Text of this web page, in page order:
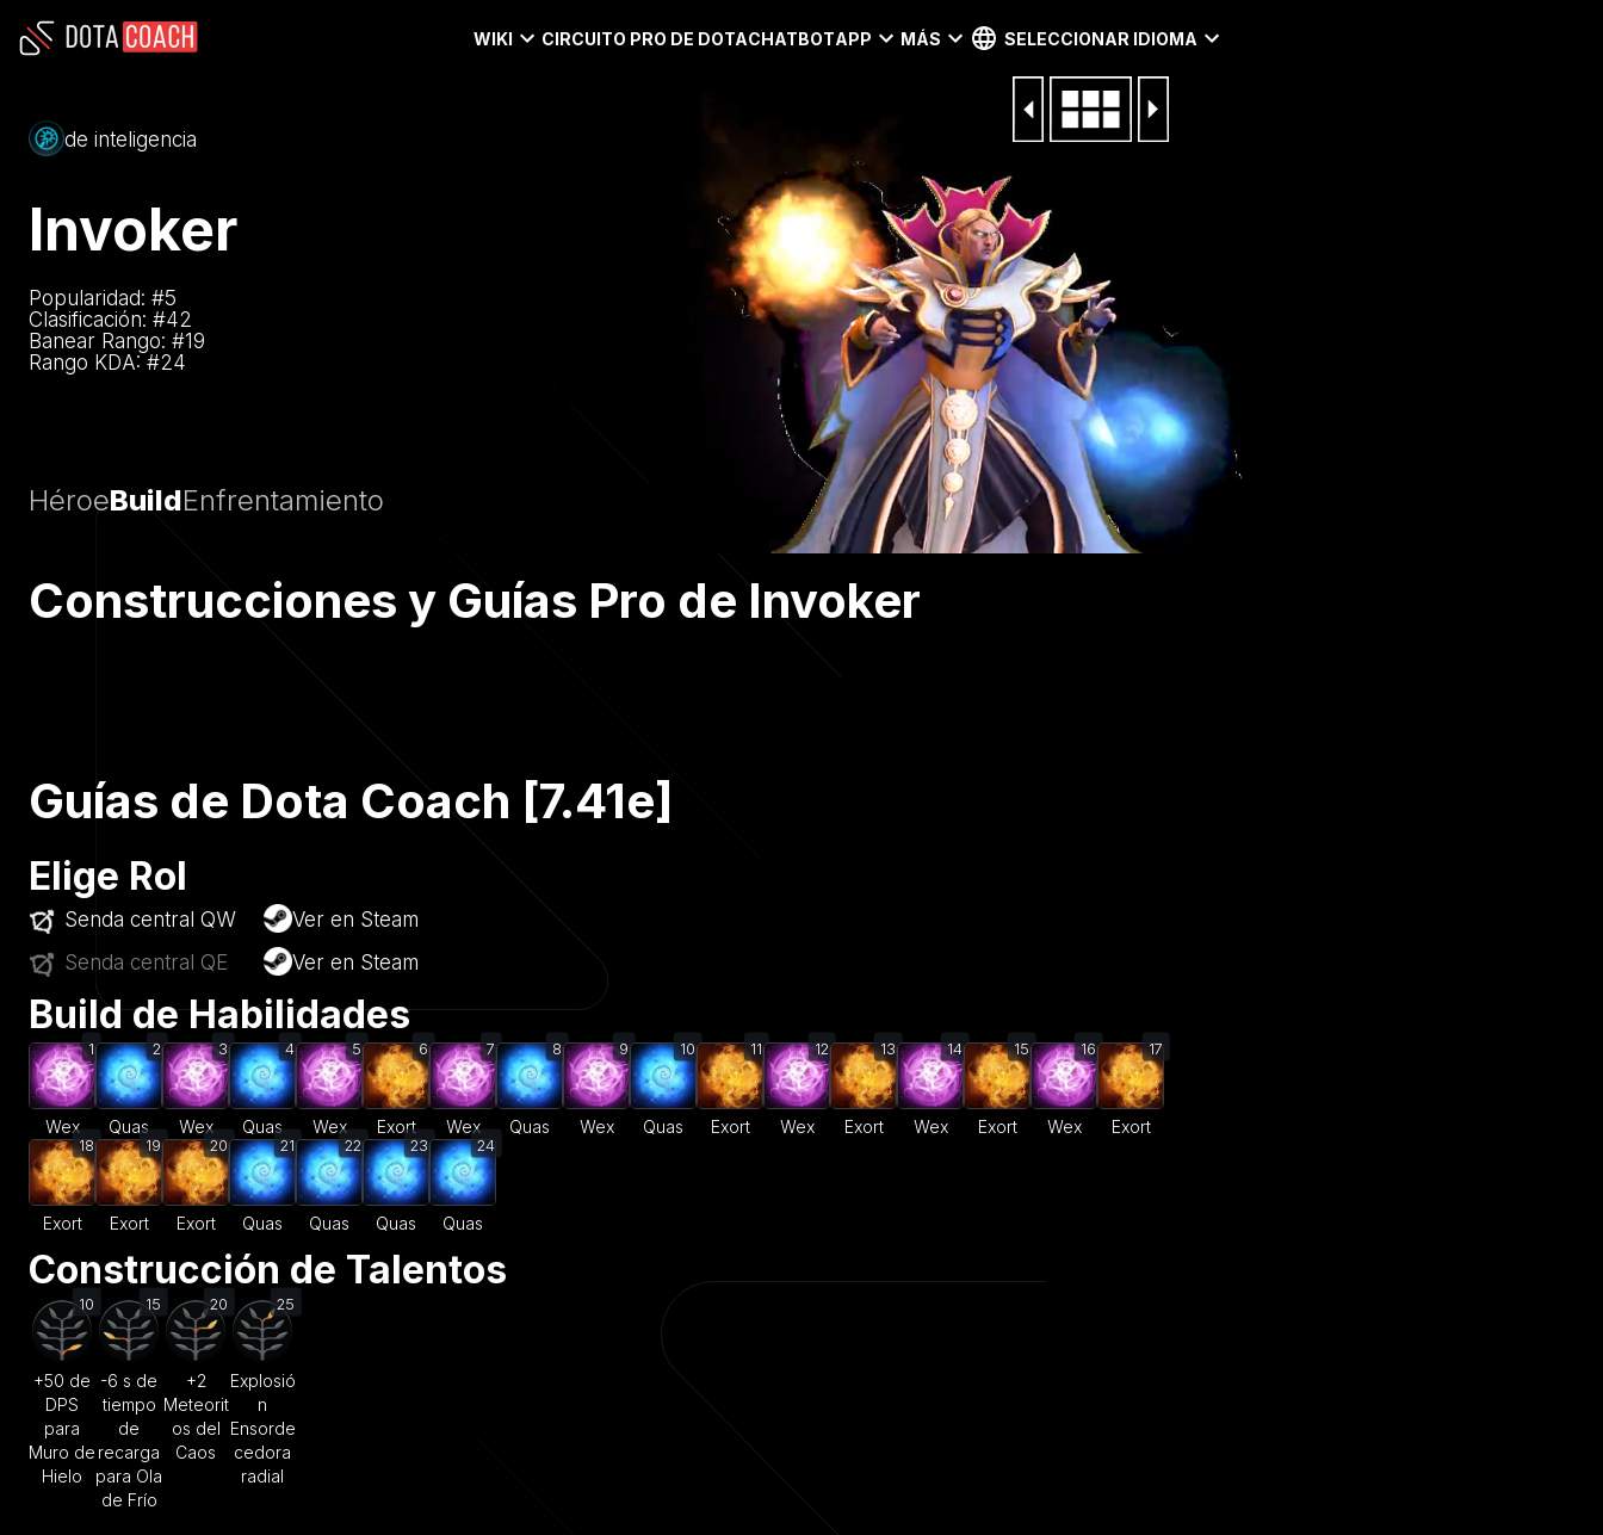
WIKI CIRCUITO PRO DE DOTACHATBOTAPP MÁS SELECCIONAR IDIOMA
de inteligencia
Invoker
Popularidad: #5
Clasificación: #42
Banear Rango: #19
Rango KDA: #24
HéroeBuildEnfrentamiento
Construcciones y Guías Pro de Invoker
Guías de Dota Coach [7.41e]
Elige Rol
Senda central QW
Ver en Steam
Senda central QE
Ver en Steam
Build de Habilidades
1
Wex
2
Quas
3
Wex
4
Quas
5
Wex
6
Exort
7
Wex
8
Quas
9
Wex
10
Quas
11
Exort
12
Wex
13
Exort
14
Wex
15
Exort
16
Wex
17
Exort
18
Exort
19
Exort
20
Exort
21
Quas
22
Quas
23
Quas
24
Quas
Construcción de Talentos
10
+50 de
DPS
para
Muro de
Hielo
15
-6 s de
tiempo
de
recarga
para Ola
de Frío
20
+2
Meteorit
os del
Caos
25
Explosió
n
Ensorde
cedora
radial